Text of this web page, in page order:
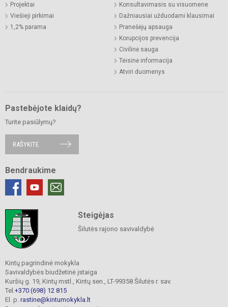
Projektai
Viešieji pirkimai
1,2% parama
Konsultavimasis su visuomene
Dažniausiai užduodami klausimai
Pranešėjų apsauga
Korupcijos prevencija
Civilinė sauga
Teisinė informacija
Atviri duomenys
Pastebėjote klaidų?
Turite pasiūlymų?
RAŠYKITE
Bendraukime
Steigėjas
Šilutės rajono savivaldybė
Kintų pagrindinė mokykla
Savivaldybės biudžetinė įstaiga
Kuršių g. 19, Kintų mstl., Kintų sen., LT-99358 Šilutės r. sav.
Tel. +370 (698) 12 815
El. p. rastine@kintumokykla.lt